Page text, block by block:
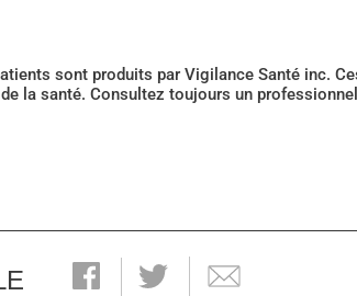
sont produits par Vigilance Santé inc.
la santé. Consultez toujours un